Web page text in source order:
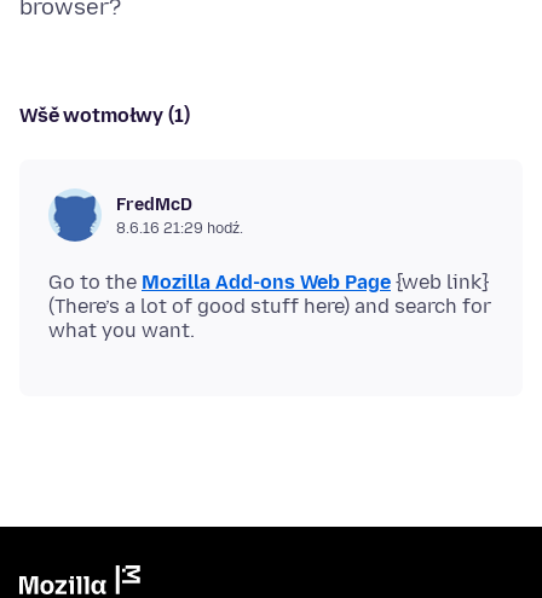
Wšě wotmołwy (1)
FredMcD
8.6.16 21:29 hodź.
Go to the Mozilla Add-ons Web Page {web link}
(There’s a lot of good stuff here) and search for